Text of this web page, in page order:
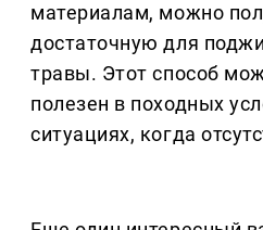
материалам, можно
достаточную для
травы. Этот способ
полезен в походных
ситуациях, когда